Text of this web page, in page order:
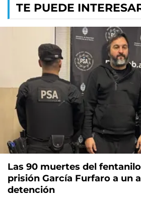
TE PUEDE
Las 90 muertes del
prisión García Furfaro a un
detención